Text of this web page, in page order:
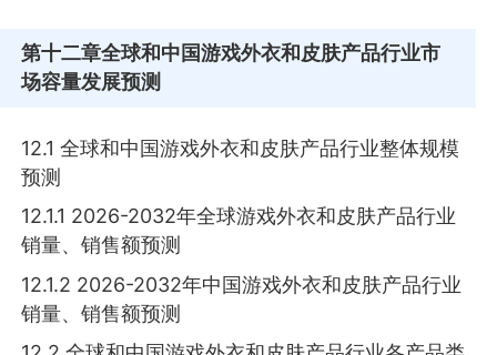
第十二章全球和中国游戏外衣和皮肤产品行业市
场容量发展预测
12.1 全球和中国游戏外衣和皮肤产品行业整体规模
预测
12.1.1 2026-2032年全球游戏外衣和皮肤产品行业
销量、销售额预测
12.1.2 2026-2032年中国游戏外衣和皮肤产品行业
销量、销售额预测